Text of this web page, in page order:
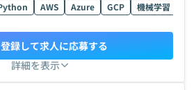
AWS Azure GCP 機械学習
詳細を表示
登録して求人に応募する